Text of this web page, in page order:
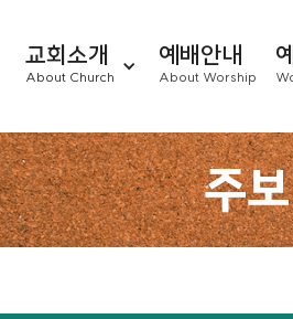
교회소개
About Church
예배안내
About Worship
주보